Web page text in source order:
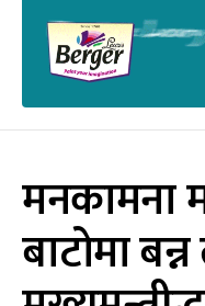
मनकामना
बाटोमा